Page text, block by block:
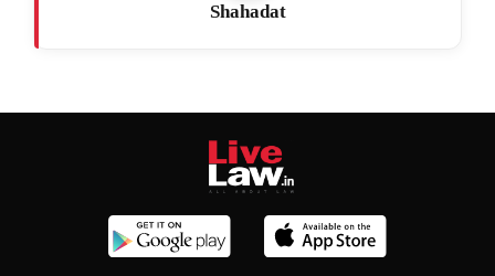
Shahadat